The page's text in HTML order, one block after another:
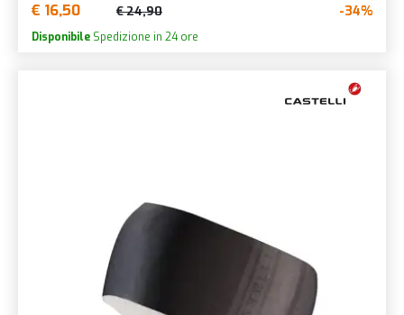
€ 16,50 € 24,90 -34%
Disponibile Spedizione in 24 ore